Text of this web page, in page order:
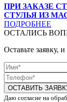
ПРИ ЗАКАЗЕ
СТУЛЬЯ ИЗ
ПОДРОБНЕЕ
ОСТАЛИСЬ
Оставьте заявку,
ОСТАВИТЬ
Даю согласие на